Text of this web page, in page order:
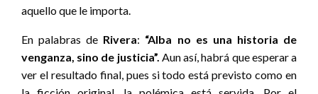
aquello que le importa.
En palabras de Rivera: “Alba no es una historia de
venganza, sino de justicia”. Aun así, habrá que esperar a
ver el resultado final, pues si todo está previsto como en